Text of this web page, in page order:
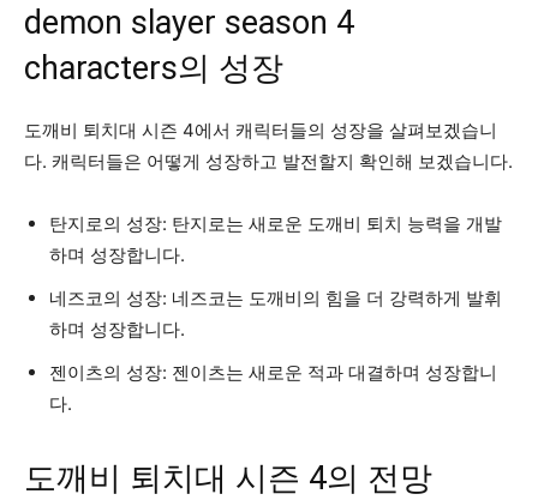
demon slayer season 4
characters의 성장
도깨비 퇴치대 시즌 4에서 캐릭터들의 성장을 살펴보겠습니
다. 캐릭터들은 어떻게 성장하고 발전할지 확인해 보겠습니다.
탄지로의 성장: 탄지로는 새로운 도깨비 퇴치 능력을 개발
하며 성장합니다.
네즈코의 성장: 네즈코는 도깨비의 힘을 더 강력하게 발휘
하며 성장합니다.
젠이츠의 성장: 젠이츠는 새로운 적과 대결하며 성장합니
다.
도깨비 퇴치대 시즌 4의 전망